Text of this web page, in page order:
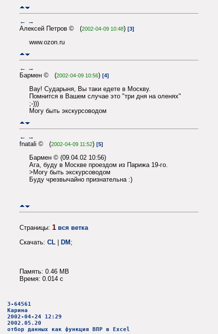
← →
Алексей Петров © (2002-04-09 10:48) [3]
www.ozon.ru
← →
Бармен © (2002-04-09 10:56) [4]
Вау! Сударыня, Вы таки едете в Москву.
Помнится в Вашем случае это "три дня на оленях"
;-)))
Могу быть экскурсоводом
← →
fnatali © (2002-04-09 11:52) [5]
Бармен © (09.04.02 10:56)
Ага, буду в Москве проездом из Парижа 19-го.
>Могу быть экскурсоводом
Буду чрезвычайно признательна :)
Страницы: 1 вся ветка
Скачать: CL | DM;
Память: 0.46 MB
Время: 0.014 c
3-64561
Карина
2002-04-24 12:29
2002.05.20
отбор данных как функция ВПР в Excel